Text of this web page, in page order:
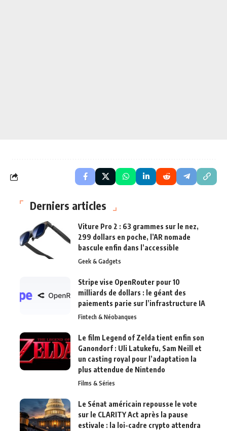
Derniers articles
Viture Pro 2 : 63 grammes sur le nez,
299 dollars en poche, l’AR nomade
bascule enfin dans l’accessible
Geek & Gadgets
Stripe vise OpenRouter pour 10
milliards de dollars : le géant des
paiements parie sur l’infrastructure IA
Fintech & Néobanques
Le film Legend of Zelda tient enfin son
Ganondorf : Uli Latukefu, Sam Neill et
un casting royal pour l’adaptation la
plus attendue de Nintendo
Films & Séries
Le Sénat américain repousse le vote
sur le CLARITY Act après la pause
estivale : la loi-cadre crypto attendra